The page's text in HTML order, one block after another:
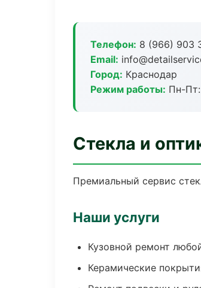
Телефон: 8 (966) 903
Email:
Город: Краснодар
Режим работы: Пн-
Стекла и
Премиальный сервис
Наши услуги
Кузовной ремонт
Керамические